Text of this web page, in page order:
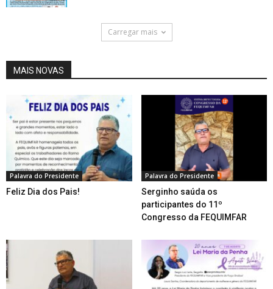
Carregar mais
MAIS NOVAS
Palavra do Presidente
Feliz Dia dos Pais!
Palavra do Presidente
Serginho saúda os
participantes do 11º
Congresso da FEQUIMFAR